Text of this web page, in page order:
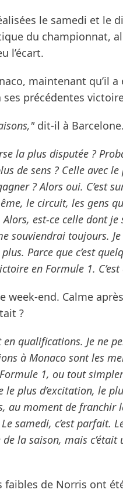
le samedi et le
du championnat,
l’écart.
maintenant qu’il
précédentes
dit-il à Barcelone.
la plus disputée ?
de sens ? Celle avec
? Alors oui. C’est
le circuit, les gens
Alors, est-ce celle dont
souviendrai toujours. Je
Parce que c’est
en Formule 1.
end. Calme
?
qualifications. Je ne
à Monaco sont les
1, ou tout
le plus d’excitation, le
au moment de franchir
samedi, c’est parfait.
la saison, mais
de Norris ont